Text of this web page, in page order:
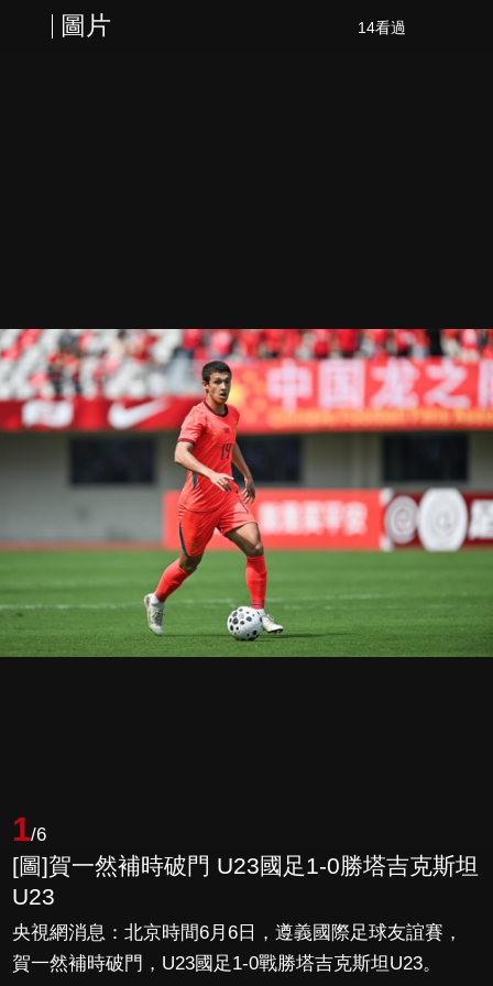
圖片 14看過
1/6
[圖]賀一然補時破門 U23國足1-0勝塔吉克斯坦
U23
央視網消息：北京時間6月6日，遵義國際足球友誼賽，
賀一然補時破門，U23國足1-0戰勝塔吉克斯坦U23。